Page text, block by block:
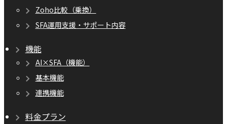
Zoho比較（乗換）
SFA運用支援・サポート内容
機能
AI×SFA（機能）
基本機能
連携機能
料金プラン